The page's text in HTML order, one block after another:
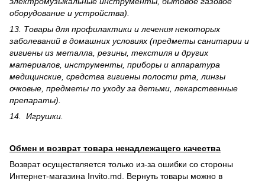
оборудование и устройства).
13. Товары для профилактики и лечения некоторых
заболеваний в домашних условиях (предметы санитарии и
гигиены из металла, резины, текстиля и других
материалов, инструменты, приборы и аппаратура
медицинские, средства гигиены полости рта, линзы
очковые, предметы по уходу за детьми, лекарственные
препараты).
14. Игрушки.
Обмен и возврат товара ненадлежащего качества
Возврат осуществляется только из-за ошибки со стороны
Интернет-магазина Invito.md. Вернуть товары можно в